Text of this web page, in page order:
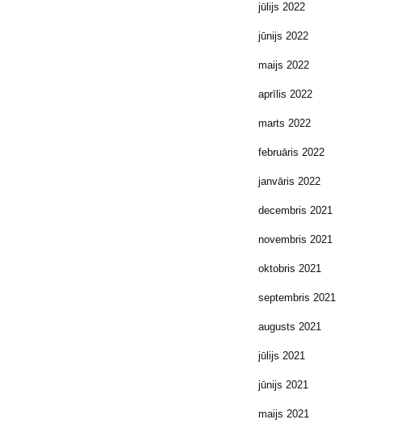
jūlijs 2022
jūnijs 2022
maijs 2022
aprīlis 2022
marts 2022
februāris 2022
janvāris 2022
decembris 2021
novembris 2021
oktobris 2021
septembris 2021
augusts 2021
jūlijs 2021
jūnijs 2021
maijs 2021